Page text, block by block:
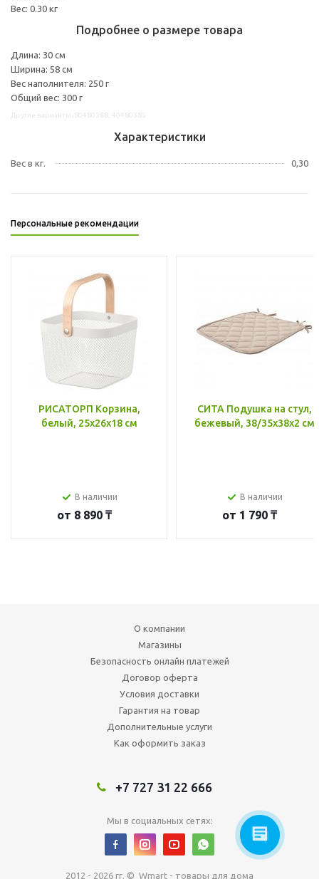
Вес: 0.30 кг
Подробнее о размере товара
Длина: 30 см
Ширина: 58 см
Вес наполнителя: 250 г
Общий вес: 300 г
Характеристики
Вес в кг. 0,30
Персональные рекомендации
РИСАТОРП Корзина,
белый, 25x26x18 см
В наличии
от 8 890 ₸
СИТА Подушка на стул,
бежевый, 38/35x38x2 см
В наличии
от 1 790 ₸
О компании
Магазины
Безопасность онлайн платежей
Договор оферта
Условия доставки
Гарантия на товар
Дополнительные услуги
Как оформить заказ
+7 727 31 22 666
Мы в социальных сетях:
2012 - 2026 гг. © Wmart - товары для дома